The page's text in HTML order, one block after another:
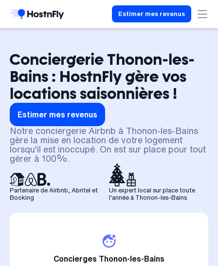
Estimer mes revenus
Conciergerie Thonon-les-
Bains : HostnFly gère vos
locations saisonnières !
Estimer mes revenus
Notre conciergerie Airbnb à Thonon-les-Bains
gère la mise en location de votre logement
lorsqu'il est inoccupé. On est sur place pour tout
gérer à 100%.
Partenaire de Airbnb, Abritel et
Booking
Un expert local sur place toute
l'année à Thonon-les-Bains
Concierges Thonon-les-Bains